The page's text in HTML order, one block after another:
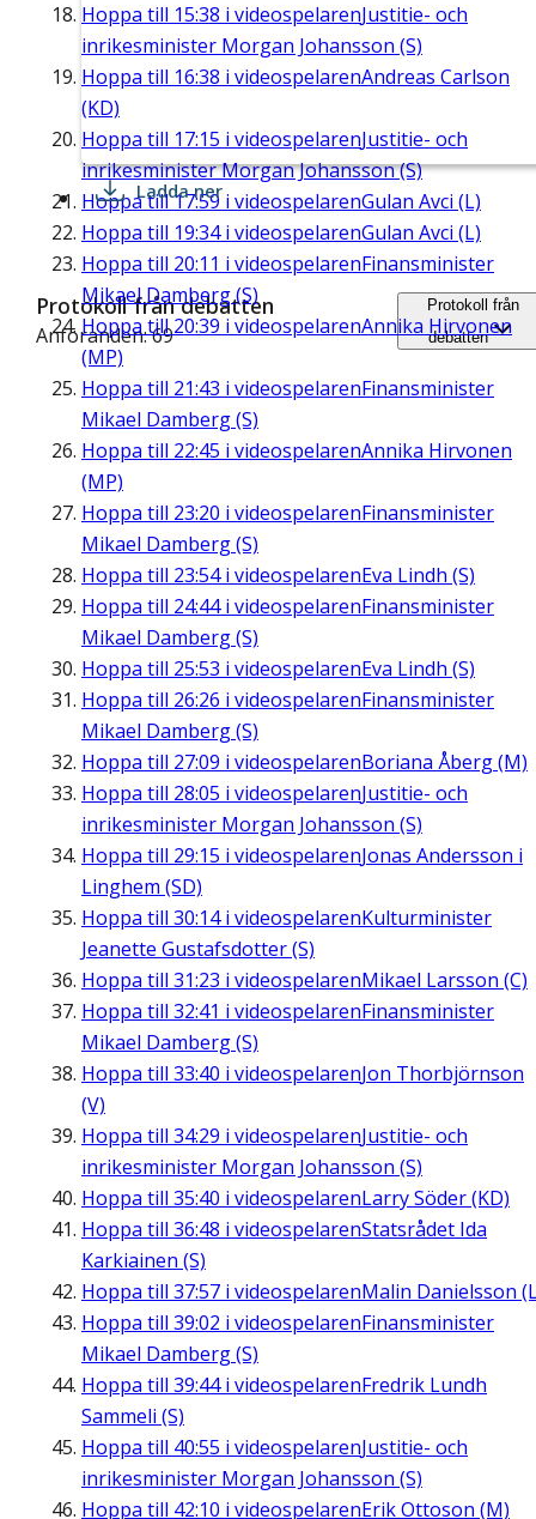
Hoppa till 15:38 i videospelarenJustitie- och
inrikesminister Morgan Johansson (S)
Hoppa till 16:38 i videospelarenAndreas Carlson
(KD)
Hoppa till 17:15 i videospelarenJustitie- och
inrikesminister Morgan Johansson (S)
Hoppa till17:59 i videospelarenGulan Avci (L)
Hoppa till 19:34i videospelarenGulan Avci (L)
Hoppa till 20:11 i videospelarenFinansminister
Mikael Damberg (S)
Hoppa till20:39 i videospelarenAnnika Hirvonen
(MP)
Hoppa till 21:43 i videospelarenFinansminister
Mikael Damberg (S)
Hoppa till 22:45 i videospelarenAnnika Hirvonen
(MP)
Hoppa till 23:20 i videospelarenFinansminister
Mikael Damberg (S)
Hoppa till 23:54i videospelarenEva Lindh (S)
Hoppa till 24:44i videospelarenFinansminister
Mikael Damberg (S)
Hoppa till 25:53 i videospelarenEva Lindh (S)
Hoppa till 26:26 i videospelarenFinansminister
Mikael Damberg (S)
Hoppa till 27:09 i videospelarenBoriana Åberg (M)
Hoppa till 28:05 i videospelarenJustitie- och
inrikesminister Morgan Johansson (S)
Hoppa till 29:15 i videospelarenJonas Andersson i
Linghem (SD)
Hoppa till 30:14i videospelarenKulturminister
Jeanette Gustafsdotter (S)
Hoppa till 31:23 i videospelarenMikael Larsson (C)
Hoppa till 32:41 i videospelarenFinansminister
Mikael Damberg (S)
Hoppa till 33:40 i videospelarenJon Thorbjörnson
(V)
Hoppa till 34:29 i videospelarenJustitie- och
inrikesminister Morgan Johansson (S)
Hoppa till 35:40 i videospelarenLarry Söder (KD)
Hoppa till 36:48 i videospelarenStatsrådet Ida
Karkiainen (S)
Hoppa till 37:57 i videospelarenMalin Danielsson
Hoppa till 39:02 i videospelarenFinansminister
Mikael Damberg (S)
Hoppa till 39:44i videospelarenFredrik Lundh
Sammeli (S)
Hoppa till 40:55 i videospelarenJustitie- och
inrikesminister Morgan Johansson (S)
Hoppa till 42:10 i videospelarenErik Ottoson (M)
Ladda ner
Protokoll från debatten
Anföranden: 69
Protokoll från
debatten